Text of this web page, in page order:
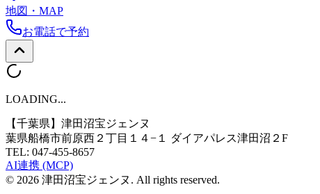
地図・MAP
お電話で予約
LOADING...
【千葉県】 津田沼宝ジェンヌ
葉県船橋市前原西２丁目１４−１ ダイアパレス津田沼２F
TEL: 047-455-8657
AI連携 (MCP)
© 2026 津田沼宝ジェンヌ . All rights reserved.